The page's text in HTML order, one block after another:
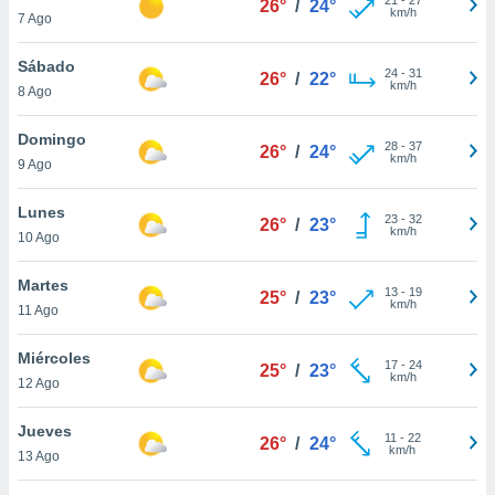
más
nuestra
y
de
disponible
cookies
aceptar
7 Ago
26° / 24°
km/h
Sábado
8 Ago
26° / 22° 24- 31
km/h
Domingo
9 Ago
26° / 24° 28- 37
km/h
Lunes
10 Ago
26° / 23° 23- 32
km/h
Martes
11 Ago
25° / 23° 13- 19
km/h
Miércoles
12 Ago
25° / 23° 17- 24
km/h
Jueves
13 Ago
26° / 24° 11 - 22
km/h